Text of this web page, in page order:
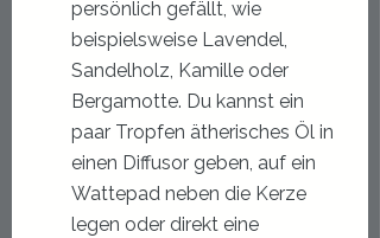
persönlich gefällt, wie
beispielsweise Lavendel,
Sandelholz, Kamille oder
Bergamotte. Du kannst ein
paar Tropfen ätherisches Öl in
einen Diffusor geben, auf ein
Wattepad neben die Kerze
legen oder direkt eine